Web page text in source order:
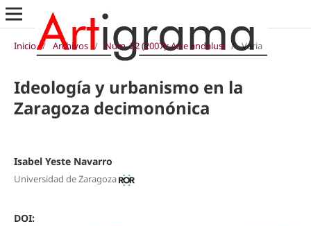
Inicio / Archivos / Núm. 22 (2007): Arte andalusí / Varia
Ideología y urbanismo en la
Zaragoza decimonónica
Isabel Yeste Navarro
Universidad de Zaragoza
DOI: